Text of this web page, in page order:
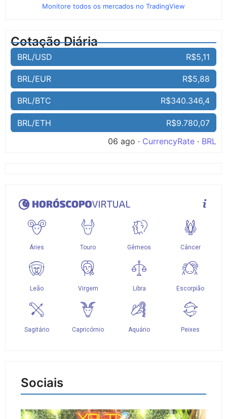
Monitore todos os mercados no TradingView
Cotação Diária
BRL/USD R$5,11
BRL/EUR R$5,88
BRL/BTC R$340.346,4
BRL/ETH
R$9.780,07
06 ago · CurrencyRate · BRL
Sociais